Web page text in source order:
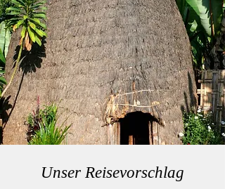
Unser Reisevorschlag